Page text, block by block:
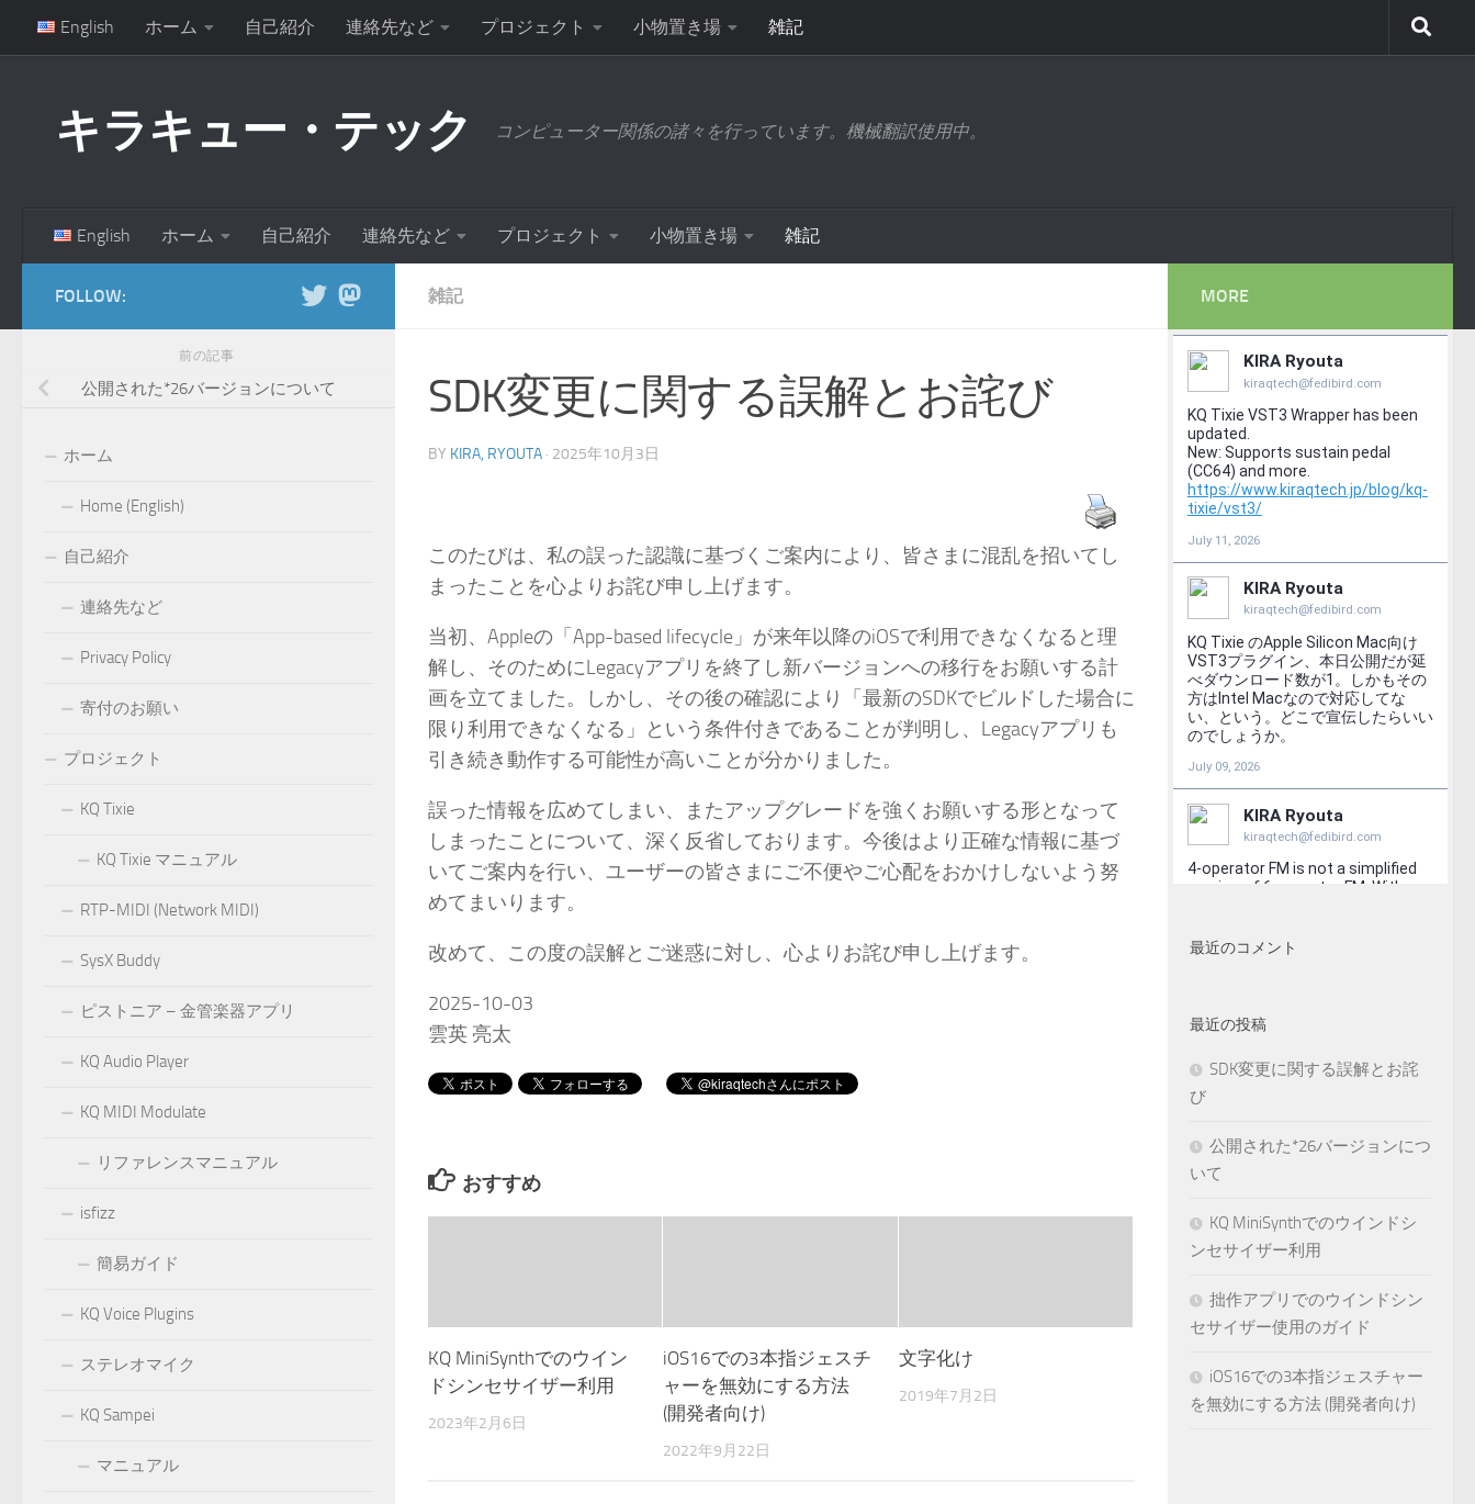
コンテンツへスキップ
English ホーム 自己紹介 連絡先など プロジェクト 小物置き場 雑記
キラキュー・テック コンピューター関係の諸々を行っています。機械翻訳使用中。
English ホーム 自己紹介 連絡先など プロジェクト 小物置き場 雑記
雑記
SDK変更に関する誤解とお詫び
BY KIRA, RYOUTA · 2025年10月3日
このたびは、私の誤った認識に基づくご案内により、皆さまに混乱を招いてし
まったことを心よりお詫び申し上げます。
当初、Appleの「App-based lifecycle」が来年以降のiOSで利用できなくなると理
解し、そのためにLegacyアプリを終了し新バージョンへの移行をお願いする計
画を立てました。しかし、その後の確認により「最新のSDKでビルドした場合に
限り利用できなくなる」という条件付きであることが判明し、Legacyアプリも
引き続き動作する可能性が高いことが分かりました。
誤った情報を広めてしまい、またアップグレードを強くお願いする形となって
しまったことについて、深く反省しております。今後はより正確な情報に基づ
いてご案内を行い、ユーザーの皆さまにご不便やご心配をおかけしないよう努
めてまいります。
改めて、この度の誤解とご迷惑に対し、心よりお詫び申し上げます。
2025-10-03
雲英 亮太
おすすめ
KQ MiniSynthでのウイン
ドシンセサイザー利用
2023年2月6日
iOS16での3本指ジェスチ
ャーを無効にする方法
(開発者向け)
2022年9月22日
文字化け
2019年7月2日
FOLLOW:
前の記事
公開された*26バージョンについて
ホーム
Home (English)
自己紹介
連絡先など
Privacy Policy
寄付のお願い
プロジェクト
KQ Tixie
KQ Tixie マニュアル
RTP-MIDI (Network MIDI)
SysX Buddy
ピストニア – 金管楽器アプリ
KQ Audio Player
KQ MIDI Modulate
リファレンスマニュアル
isfizz
簡易ガイド
KQ Voice Plugins
ステレオマイク
KQ Sampei
マニュアル
MORE
最近のコメント
最近の投稿
SDK変更に関する誤解とお詫
び
公開された*26バージョンにつ
いて
KQ MiniSynthでのウインドシ
ンセサイザー利用
拙作アプリでのウインドシン
セサイザー使用のガイド
iOS16での3本指ジェスチャー
を無効にする方法 (開発者向け)